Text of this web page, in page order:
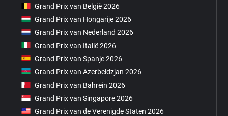
Grand Prix van België 2026
Grand Prix van Hongarije 2026
Grand Prix van Nederland 2026
Grand Prix van Italië 2026
Grand Prix van Spanje 2026
Grand Prix van Azerbeidzjan 2026
Grand Prix van Bahrein 2026
Grand Prix van Singapore 2026
Grand Prix van de Verenigde Staten 2026